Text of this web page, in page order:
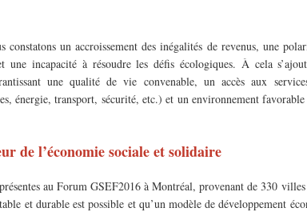
constatons un accroissement des inégalités de revenus, une
une incapacité à résoudre les défis écologiques. À cela
une qualité de vie convenable, un accès aux
énergie, transport, sécurité, etc.) et un environnement
de l’économie sociale et solidaire
au Forum GSEF2016 à Montréal, provenant de 330
et durable est possible et qu’un modèle de développement